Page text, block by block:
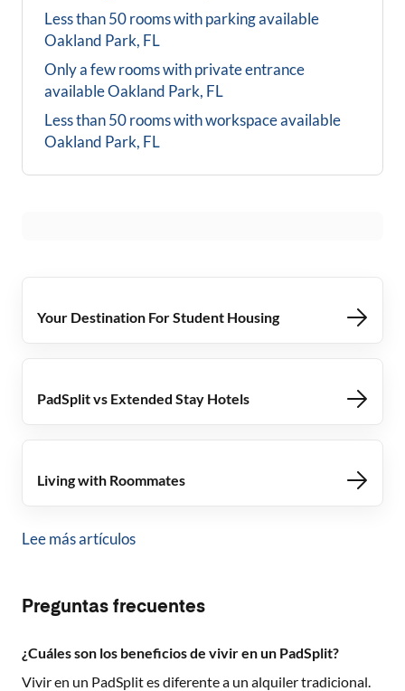
Less than 50 rooms with parking available
Oakland Park, FL
Only a few rooms with private entrance
availableOakland Park, FL
Less than 50 rooms with workspace available
Oakland Park, FL
Your Destination For Student Housing
PadSplit vs Extended Stay Hotels
Living with Roommates
Lee más artículos
Preguntas frecuentes
¿Cuáles son los beneficios de vivir en un PadSplit?
Vivir en un PadSplit es diferente a un alquiler tradicional.